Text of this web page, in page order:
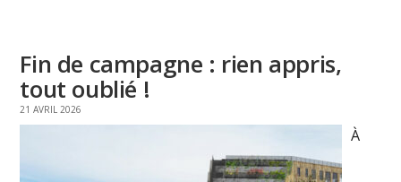
Fin de campagne : rien appris,
tout oublié !
21 AVRIL 2026
À